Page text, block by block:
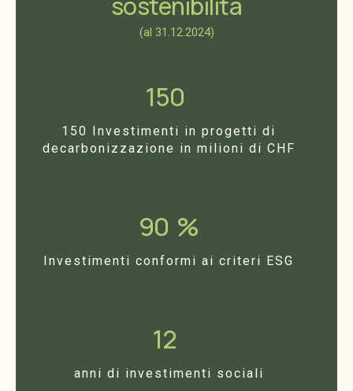
(al 31.12.2024)
150
150 Investimenti in progetti di
decarbonizzazione in milioni di CHF
90 %
Investimenti conformi ai criteri ESG
12
anni di investimenti sociali